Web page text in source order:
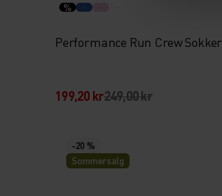
%
Performance Run Crew Sokker
199,20 kr249,00 kr
-20 %
Sommersalg